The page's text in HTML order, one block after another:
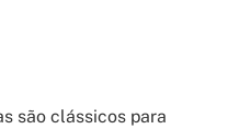
são clássicos para